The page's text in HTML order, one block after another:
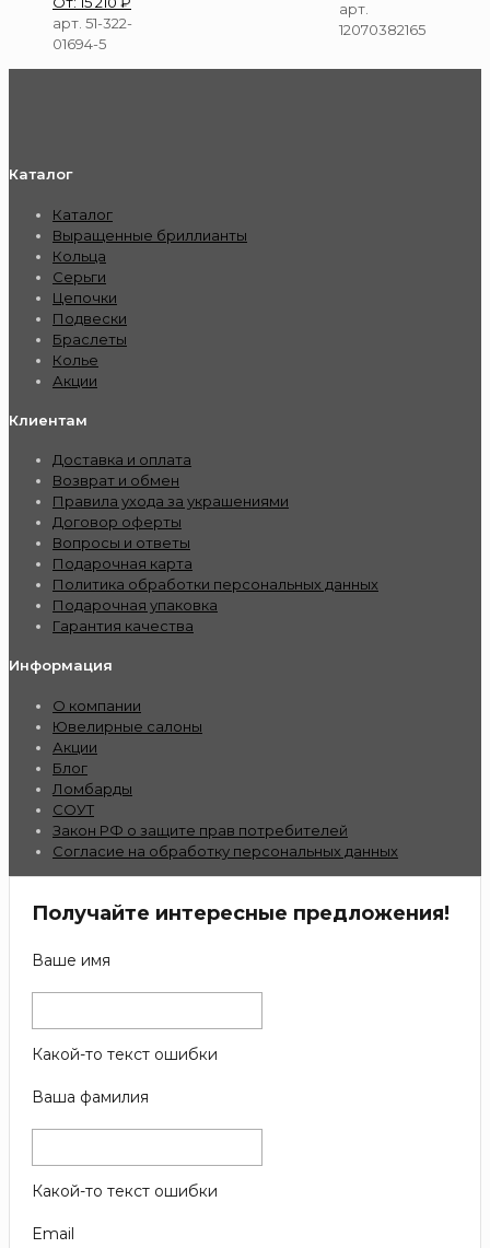
арт. 51-322-
01694-5
арт.
12070382165
Каталог
Каталог
Выращенные бриллианты
Кольца
Серьги
Цепочки
Подвески
Браслеты
Колье
Акции
Клиентам
Доставка и оплата
Возврат и обмен
Правила ухода за украшениями
Договор оферты
Вопросы и ответы
Подарочная карта
Политика обработки персональных данных
Подарочная упаковка
Гарантия качества
Информация
О компании
Ювелирные салоны
Акции
Блог
Ломбарды
СОУТ
Закон РФ о защите прав потребителей
Согласие на обработку персональных данных
Получайте интересные предложения!
Ваше имя
Какой-то текст ошибки
Ваша фамилия
Какой-то текст ошибки
Email